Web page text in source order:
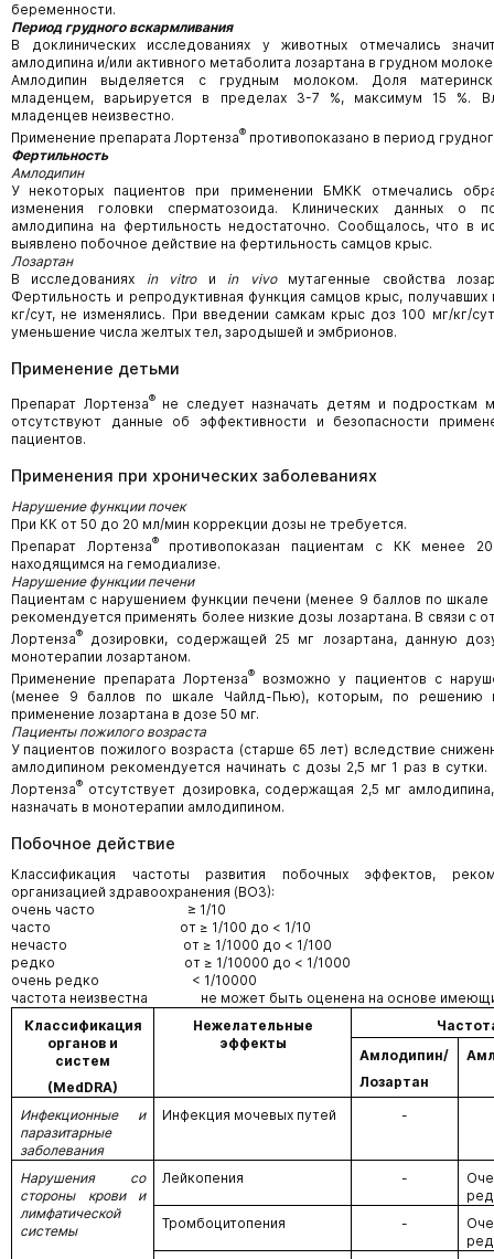
беременности.
Период грудного вскармливания
В доклинических исследованиях у животных отмечались
амлодипина и/или активного метаболита лозартана в грудном
Амлодипин выделяется с грудным молоком. Доля
младенцем, варьируется в пределах 3-7 %, максимум 15 %.
младенцев неизвестно.
Применение препарата Лортенза® противопоказано в период
Фертильность
Амлодипин
У некоторых пациентов при применении БМКК отмечались
изменения головки сперматозоида. Клинических данных о
амлодипина на фертильность недостаточно. Сообщалось, что в
выявлено побочное действие на фертильность самцов крыс.
Лозартан
В исследованиях in vitro и in vivoмутагенные свойства
Фертильность и репродуктивная функция самцов крыс,
кг/сут, не изменялись. При введении самкам крыс доз 100 мг/кг/
уменьшение числа желтых тел, зародышей и эмбрионов.
Применение детьми
Препарат Лортенза®не следует назначать детям и подросткам
отсутствуют данные об эффективности и безопасности
пациентов.
Применения при хронических заболеваниях
Нарушение функции почек
При КК от 50 до 20 мл/мин коррекции дозы не требуется.
Препарат Лортенза®противопоказан пациентам с КК менее
находящимся на гемодиализе.
Нарушение функции печени
Пациентам с нарушением функции печени (менее 9 баллов по
рекомендуется применять более низкие дозы лозартана. В связи с
Лортенза®
дозировки, содержащей 25 мг лозартана, данную
монотерапии лозартаном.
Применение препарата Лортенза®
возможно у пациентов с
(менее 9 баллов по шкале Чайлд-Пью), которым, по решению
применение лозартана в дозе 50 мг.
Пациенты пожилого возраста
У пациентов пожилого возраста (старше 65 лет) вследствие
амлодипином рекомендуется начинать с дозы 2,5 мг 1 раз в сутки.
Лортенза® отсутствует дозировка, содержащая 2,5 мг
назначать в монотерапии амлодипином.
Побочное действие
Классификация частоты развития побочных эффектов,
организацией здравоохранения (ВОЗ):
очень часто ≥ 1/10
часто от ≥ 1/100 до < 1/10
нечасто от ≥ 1/1000 до < 1/100
редко от ≥ 1/10000 до < 1/1000
очень редко < 1/10000
частота неизвестна не может быть оценена на основе
Классификация
органов и
систем
(MedDRA)
Нежелательные
эффекты
Амлодипин/
Лозартан
Инфекционные и
паразитарные
заболевания
Инфекция мочевых путей -
Нарушения со
стороны крови и
лимфатической
системы
Лейкопения -
Тромбоцитопения
-